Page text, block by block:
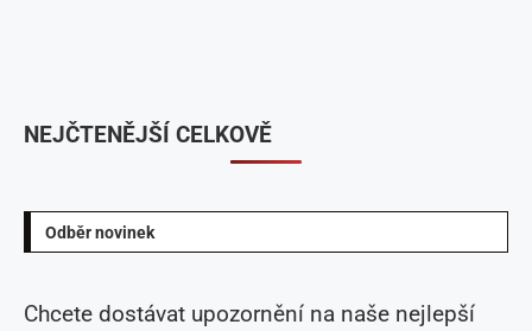
Odběr novinek
Chcete dostávat upozornění na naše nejlepší
NEJČTENĚJŠÍ CELKOVĚ